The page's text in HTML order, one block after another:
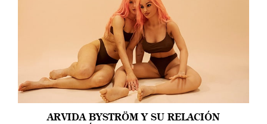
ARVIDA BYSTRÖM Y SU RELACIÓN